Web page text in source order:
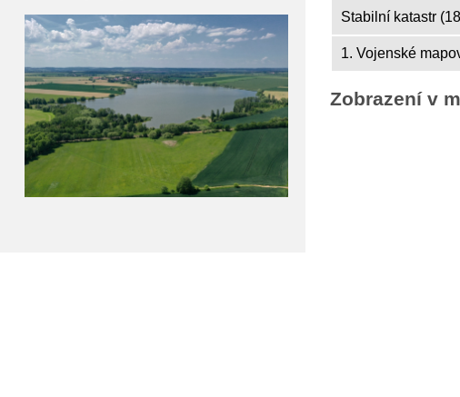
Stabilní katastr
1. Vojenské
Zobrazení v